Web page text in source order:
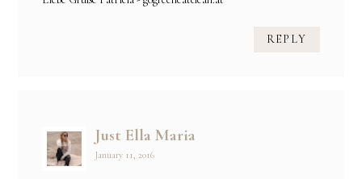
REPLY
Just Ella Maria
January 11, 2016